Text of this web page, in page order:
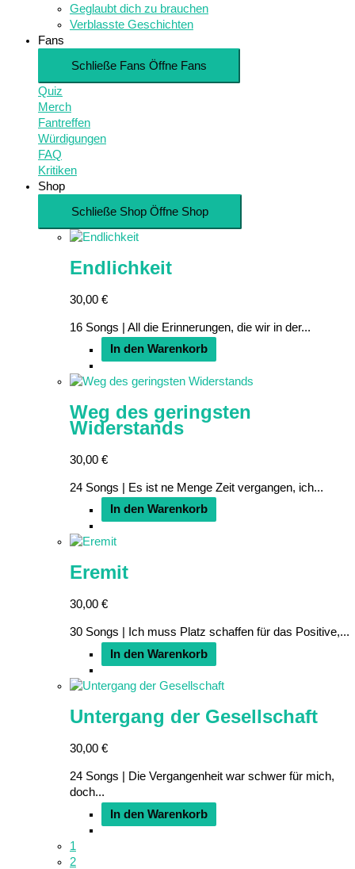
Geglaubt dich zu brauchen
Verblasste Geschichten
Fans
Schließe Fans Öffne Fans
Quiz
Merch
Fantreffen
Würdigungen
FAQ
Kritiken
Shop
Schließe Shop Öffne Shop
Endlichkeit
30,00 €
16 Songs | All die Erinnerungen, die wir in der...
In den Warenkorb
Weg des geringsten
Widerstands
30,00 €
24 Songs | Es ist ne Menge Zeit vergangen, ich...
In den Warenkorb
Eremit
30,00 €
30 Songs | Ich muss Platz schaffen für das Positive,...
In den Warenkorb
Untergang der Gesellschaft
30,00 €
24 Songs | Die Vergangenheit war schwer für mich,
doch...
In den Warenkorb
1
2